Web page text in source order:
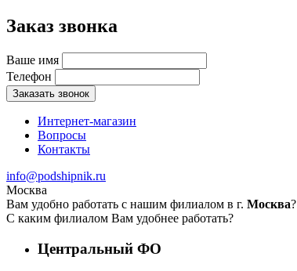
Заказ звонка
Ваше имя
Телефон
Заказать звонок
Интернет-магазин
Вопросы
Контакты
info@podshipnik.ru
Москва
Вам удобно работать с нашим филиалом в г. Москва?
С каким филиалом Вам удобнее работать?
Центральный ФО